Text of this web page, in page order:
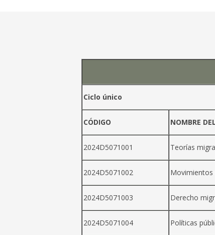
Ciclo único
CÓDIGO NOMBRE
2024D5071001 Teorías
2024D5071002 Movimientos
2024D5071003 Derecho
2024D5071004 Políticas